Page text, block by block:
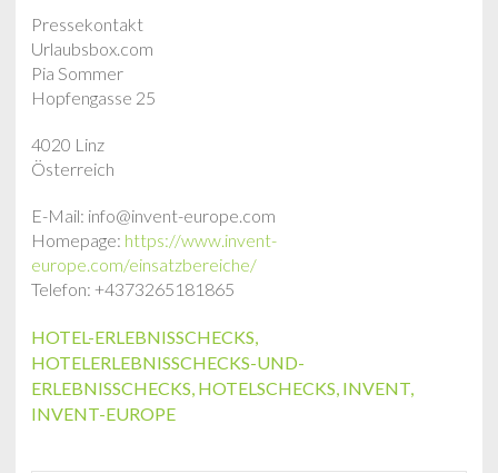
Pressekontakt
Urlaubsbox.com
Pia Sommer
Hopfengasse 25
4020 Linz
Österreich
E-Mail: info@invent-europe.com
Homepage: https://www.invent-
europe.com/einsatzbereiche/
Telefon: +4373265181865
HOTEL-ERLEBNISSCHECKS,
HOTELERLEBNISSCHECKS-UND-
ERLEBNISSCHECKS, HOTELSCHECKS, INVENT,
INVENT-EUROPE